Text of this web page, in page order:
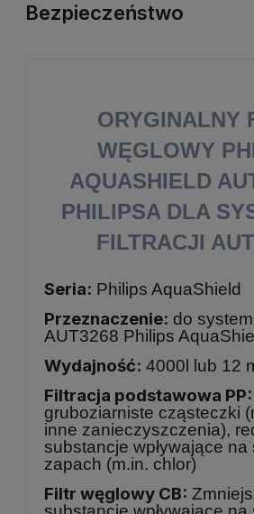
Bezpieczeństwo
ORYGINALNY
WĘGLOWY
AQUASHIELD
PHILIPSA DLA
FILTRACJI
Seria: Philips AquaShield
Przeznaczenie: do
AUT3268 Philips
Wydajność: 4000l lub 12
Filtracja podstawowa PP:
gruboziarniste cząsteczki
inne zanieczyszczenia),
substancje wpływające na
zapach (m.in. chlor)
Filtr węglowy CB: